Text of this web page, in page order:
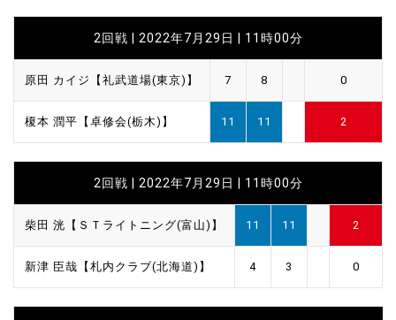
2回戦 | 2022年7月29日 | 11時00分
原田 カイジ【礼武道場(東京)】 7 8 0
榎本 潤平【卓修会(栃木)】 11 11 2
2回戦 | 2022年7月29日 | 11時00分
柴田 洸【ＳＴライトニング(富山)】 11 11 2
新津 臣哉【札内クラブ(北海道)】 4 3 0